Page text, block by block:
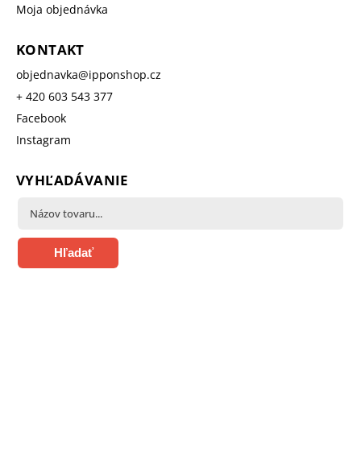
Moja objednávka
KONTAKT
objednavka@ipponshop.cz
+ 420 603 543 377
Facebook
Instagram
VYHĽADÁVANIE
Hľadať